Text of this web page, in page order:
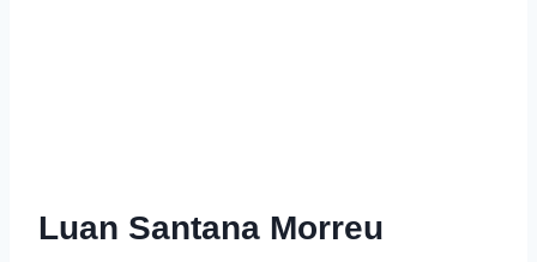
Luan Santana Morreu